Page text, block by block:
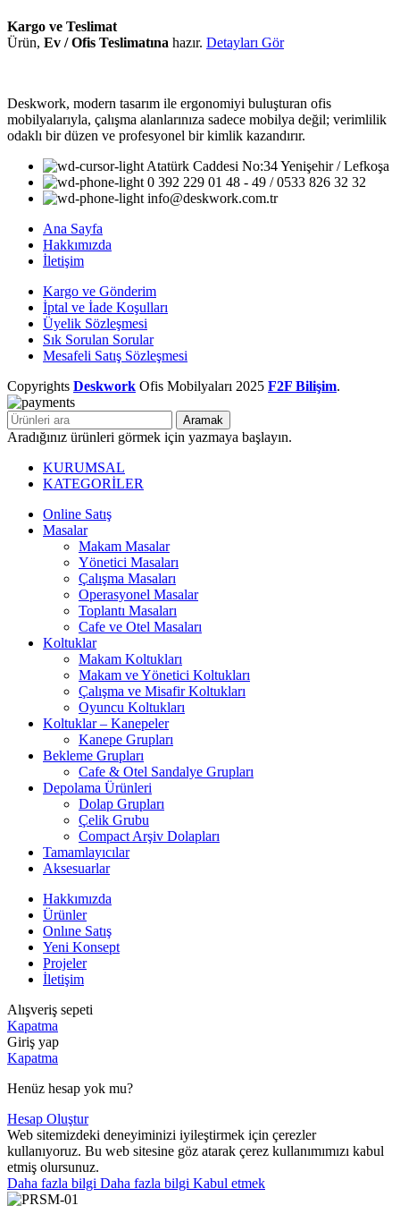
Kargo ve Teslimat
Ürün, Ev / Ofis Teslimatına hazır. Detayları Gör
Deskwork, modern tasarım ile ergonomiyi buluşturan ofis
mobilyalarıyla, çalışma alanlarınıza sadece mobilya değil; verimlilik
odaklı bir düzen ve profesyonel bir kimlik kazandırır.
Atatürk Caddesi No:34 Yenişehir / Lefkoşa
0 392 229 01 48 - 49 / 0533 826 32 32
info@deskwork.com.tr
Ana Sayfa
Hakkımızda
İletişim
Kargo ve Gönderim
İptal ve İade Koşulları
Üyelik Sözleşmesi
Sık Sorulan Sorular
Mesafeli Satış Sözleşmesi
Copyrights Deskwork Ofis Mobilyaları 2025 F2F Bilişim.
Aramak
Aradığınız ürünleri görmek için yazmaya başlayın.
KURUMSAL
KATEGORİLER
Online Satış
Masalar
Makam Masalar
Yönetici Masaları
Çalışma Masaları
Operasyonel Masalar
Toplantı Masaları
Cafe ve Otel Masaları
Koltuklar
Makam Koltukları
Makam ve Yönetici Koltukları
Çalışma ve Misafir Koltukları
Oyuncu Koltukları
Koltuklar – Kanepeler
Kanepe Grupları
Bekleme Grupları
Cafe & Otel Sandalye Grupları
Depolama Ürünleri
Dolap Grupları
Çelik Grubu
Compact Arşiv Dolapları
Tamamlayıcılar
Aksesuarlar
Hakkımızda
Ürünler
Onlıne Satış
Yeni Konsept
Projeler
İletişim
Alışveriş sepeti
Kapatma
Giriş yap
Kapatma
Henüz hesap yok mu?
Hesap Oluştur
Web sitemizdeki deneyiminizi iyileştirmek için çerezler
kullanıyoruz. Bu web sitesine göz atarak çerez kullanımımızı kabul
etmiş olursunuz.
Daha fazla bilgi Daha fazla bilgi Kabul etmek